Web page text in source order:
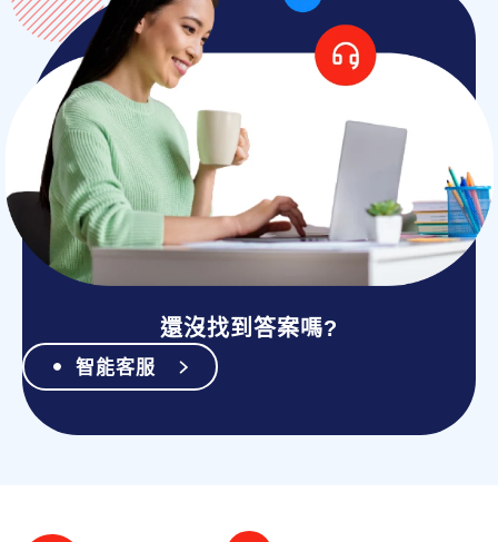
還沒找到答案嗎?
智能客服